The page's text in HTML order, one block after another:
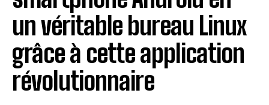
un véritable bureau Linux
grâce à cette application
révolutionnaire